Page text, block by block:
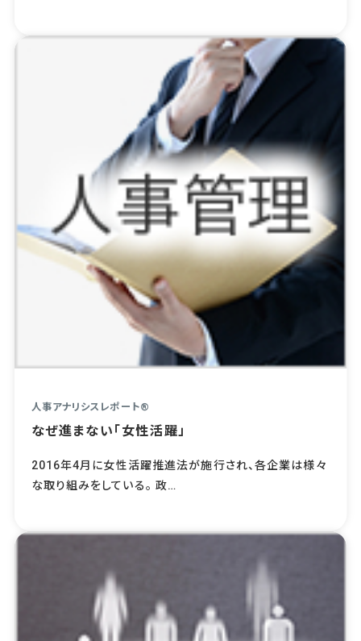
人事アナリシスレポート®
なぜ進まない「女性活躍」
2016年4月に女性活躍推進法が施行され、各企業は様々
な取り組みをしている。 政…